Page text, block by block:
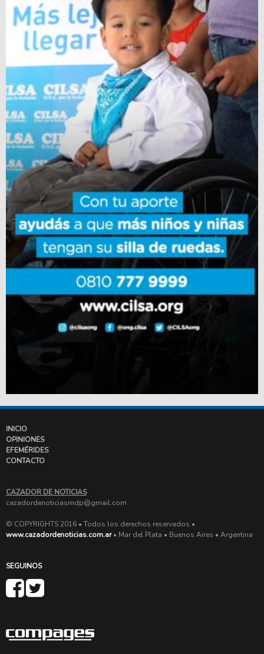
INICIO
OPINIONES
EFEMÉRIDES
CONTACTO
CAZADOR DE NOTICIAS
cazadordenoticiasmdp@gmail.com
© COPYRIGHTS 2016 • Todos los derechos reservados •
www.cazadordenoticias.com.ar• Mar del Plata • Buenos Aires • Argentina
SEGUINOS